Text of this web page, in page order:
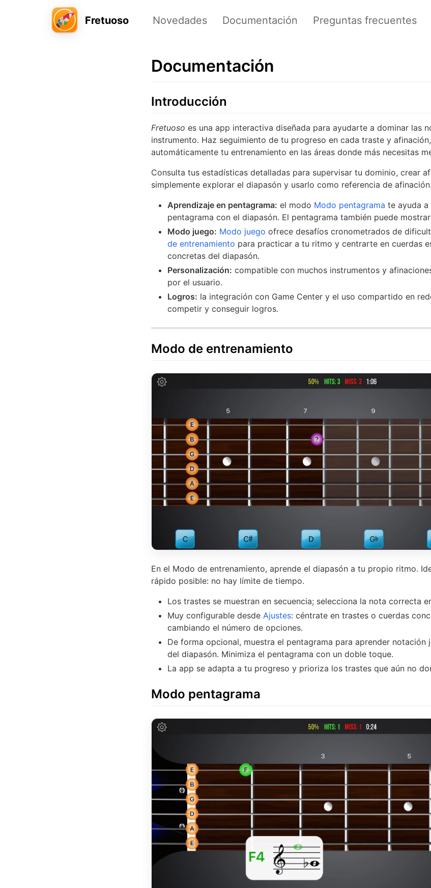
Fretuoso
Acerca de Novedades Documentación Preguntas frecuentes
Documentación
Introducción
Fretuoso es una app interactiva diseñada para ayudarte a dominar las
instrumento. Haz seguimiento de tu progreso en cada traste y
automáticamente tu entrenamiento en las áreas donde más necesitas
Consulta tus estadísticas detalladas para supervisar tu dominio, crear
simplemente explorar el diapasón y usarlo como referencia de afinación.
Aprendizaje en pentagrama: el modo Modo pentagrama te ayuda a
pentagrama con el diapasón. El pentagrama también puede
Modo juego: Modo juego ofrece desafíos cronometrados de
de entrenamiento para practicar a tu ritmo y centrarte en cuerdas
concretas del diapasón.
Personalización: compatible con muchos instrumentos y
por el usuario.
Logros: la integración con Game Center y el uso compartido en
competir y conseguir logros.
Modo de entrenamiento
En el Modo de entrenamiento, aprende el diapasón a tu propio ritmo.
rápido posible: no hay límite de tiempo.
Los trastes se muestran en secuencia; selecciona la nota correcta
Muy configurable desde Ajustes: céntrate en trastes o cuerdas
cambiando el número de opciones.
De forma opcional, muestra el pentagrama para aprender notación
del diapasón. Minimiza el pentagrama con un doble toque.
La app se adapta a tu progreso y prioriza los trastes que aún no
Modo pentagrama